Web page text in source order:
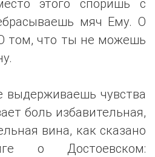
этого споришь с
мяч Ему. О
том, что ты не можешь
чувства
боль избавительная,
вина, как сказано
о Достоевском: